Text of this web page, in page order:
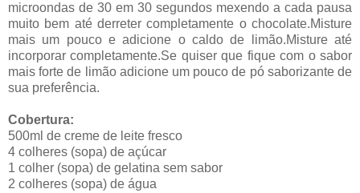
microondas de 30 em 30 segundos mexendo a cada pausa
muito bem até derreter completamente o chocolate.Misture
mais um pouco e adicione o caldo de limão.Misture até
incorporar completamente.Se quiser que fique com o sabor
mais forte de limão adicione um pouco de pó saborizante de
sua preferência.
Cobertura:
500ml de creme de leite fresco
4 colheres (sopa) de açúcar
1 colher (sopa) de gelatina sem sabor
2 colheres (sopa) de água